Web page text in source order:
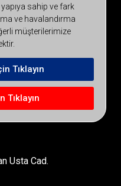
sahip ve fark
ve havalandırma
müşterilerimize
Tıklayın
Tıklayın
Usta Cad.